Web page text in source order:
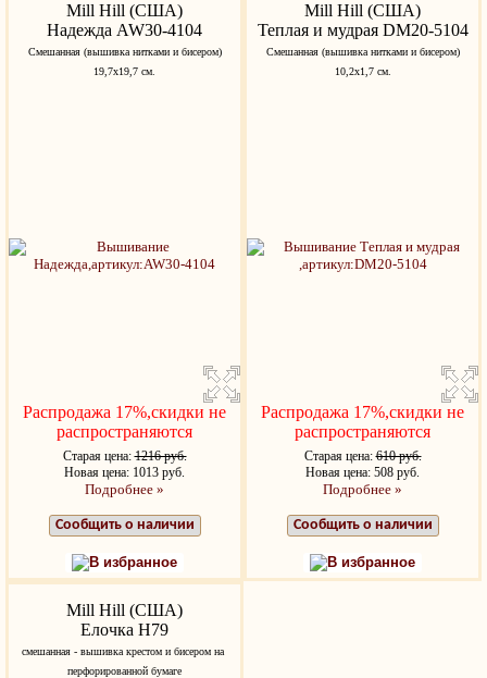
Mill Hill (США)
Надежда AW30-4104
Cмешанная (вышивка нитками и бисером)
19,7x19,7 см.
Распродажа 17%,скидки не
распространяются
Старая цена:1216 руб.
Новая цена: 1013 руб.
Подробнее »
Сообщить о наличии
В избранное
Mill Hill (США)
Теплая и мудрая DM20-5104
Cмешанная (вышивка нитками и бисером)
10,2x1,7 см.
Распродажа 17%,скидки не
распространяются
Старая цена:610 руб.
Новая цена: 508 руб.
Подробнее »
Сообщить о наличии
В избранное
Mill Hill (США)
Елочка H79
смешанная - вышивка крестом и бисером на
перфорированной бумаге